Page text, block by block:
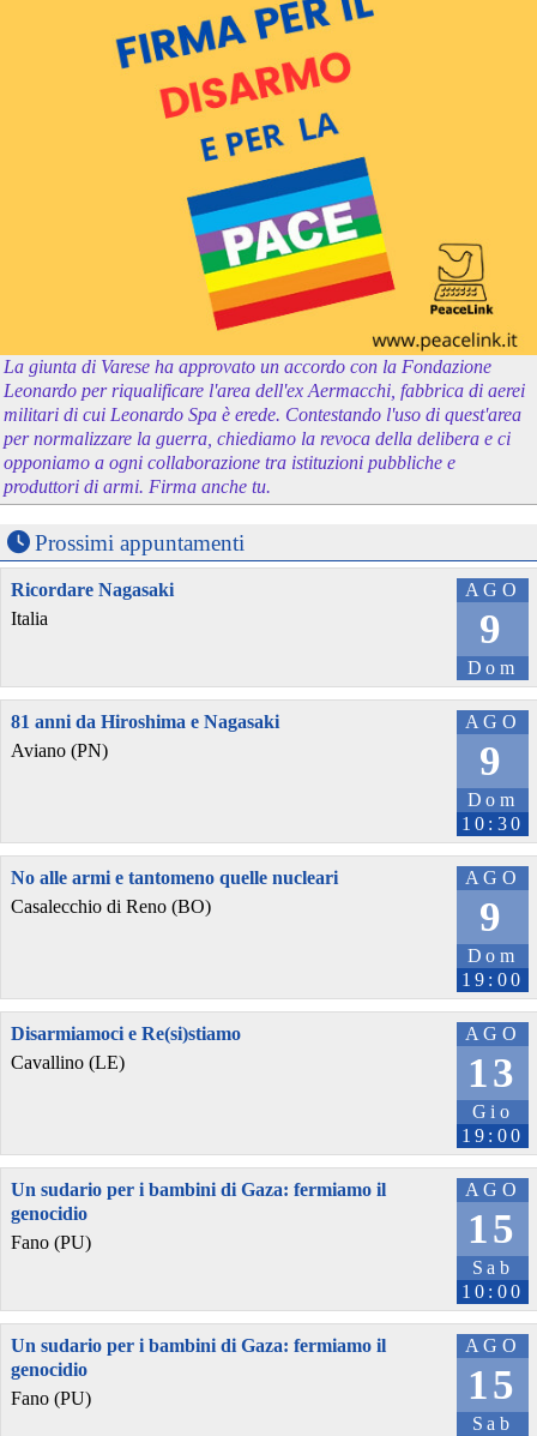
La giunta di Varese ha approvato un accordo con la Fondazione
Leonardo per riqualificare l'area dell'ex Aermacchi, fabbrica di aerei
militari di cui Leonardo Spa è erede. Contestando l'uso di quest'area
per normalizzare la guerra, chiediamo la revoca della delibera e ci
opponiamo a ogni collaborazione tra istituzioni pubbliche e
produttori di armi. Firma anche tu.
Prossimi appuntamenti
AGO
9
Dom
Ricordare Nagasaki
Italia
AGO
9
Dom
10:30
81 anni da Hiroshima e Nagasaki
Aviano (PN)
AGO
9
Dom
19:00
No alle armi e tantomeno quelle nucleari
Casalecchio di Reno (BO)
AGO
13
Gio
19:00
Disarmiamoci e Re(si)stiamo
Cavallino (LE)
AGO
15
Sab
10:00
Un sudario per i bambini di Gaza: fermiamo il
genocidio
Fano (PU)
AGO
15
Sab
Un sudario per i bambini di Gaza: fermiamo il
genocidio
Fano (PU)